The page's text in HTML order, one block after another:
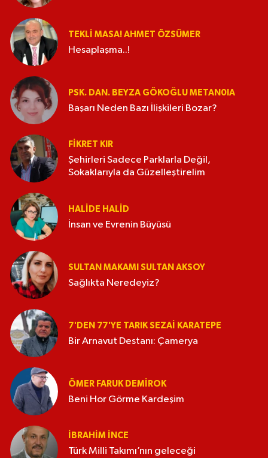
TEKLI MASA! AHMET ÖZSÜMER
Hesaplaşma..!
PSK. DAN. BEYZA GÖKOĞLU METAN0IA
Başarı Neden Bazı İlişkileri Bozar?
FIKRET KIR
Şehirleri Sadece Parklarla Değil,
Sokaklarıyla da Güzelleştirelim
HALIDE HALID
İnsan ve Evrenin Büyüsü
SULTAN MAKAMI SULTAN AKSOY
Sağlıkta Neredeyiz?
7'DEN 77'YE TARIK SEZAI KARATEPE
Bir Arnavut Destanı: Çamerya
ÖMER FARUK DEMIROK
Beni Hor Görme Kardeşim
İBRAHIM İNCE
Türk Milli Takımı’nın geleceği